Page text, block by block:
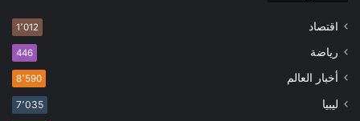
اقتصاد 1٬012
رياضة 446
أخبار العالم 8٬590
ليبيا 7٬035